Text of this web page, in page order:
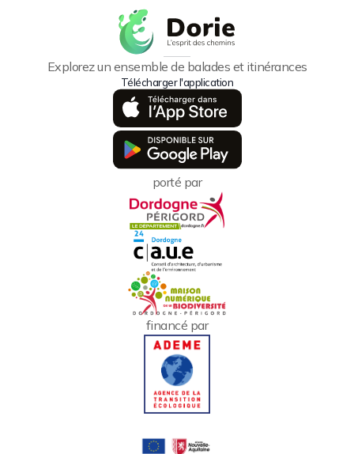
Explorez un ensemble de balades et itinérances
Télécharger l'application
porté par
financé par